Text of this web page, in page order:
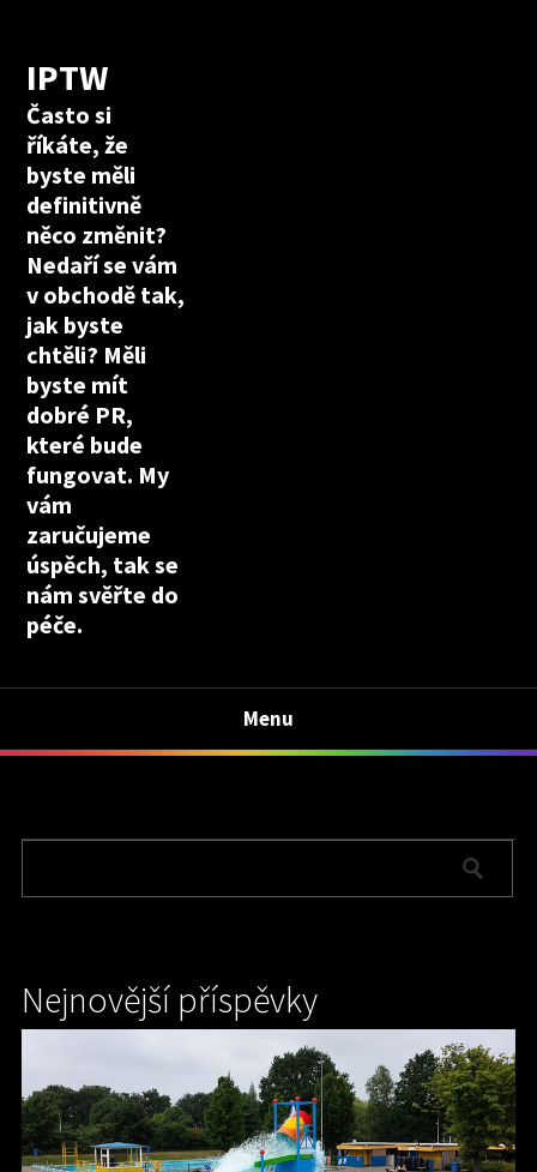
IPTW
Často si
říkáte, že
byste měli
definitivně
něco změnit?
Nedaří se vám
v obchodě tak,
jak byste
chtěli? Měli
byste mít
dobré PR,
které bude
fungovat. My
vám
zaručujeme
úspěch, tak se
nám svěřte do
péče.
Menu
Nejnovější příspěvky